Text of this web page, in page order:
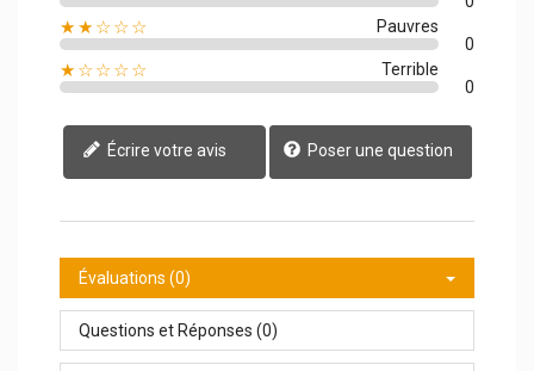
★★☆☆☆
Pauvres
0
★☆☆☆☆
Terrible
0
Écrire votre avis Poser une question
Évaluations (0)
Questions et Réponses (0)